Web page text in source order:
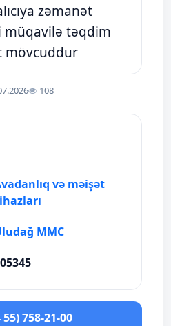
zəmanət
müqavilə təqdim
mövcuddur
108
və məişət
MMC
55) 758-21-00